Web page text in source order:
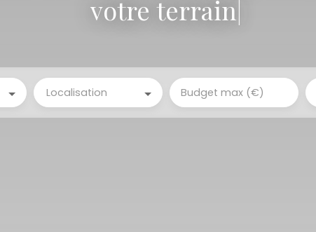
votre terrain
Localisation Budget max (€)